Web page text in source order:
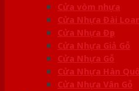
Cửa vòm nhựa
Cửa Nhựa Đài
Cửa Nhựa Đẹp
Cửa Nhựa Giả Gỗ
Cửa Nhựa Gỗ
Cửa Nhựa Hàn
Cửa Nhựa Vân Gỗ